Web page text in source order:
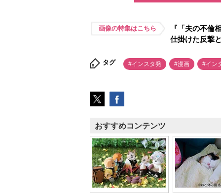
画像の特集はこちら
『「夫の不倫
仕掛けた反撃
タグ #インスタ発 #漫画 #イン
おすすめコンテンツ